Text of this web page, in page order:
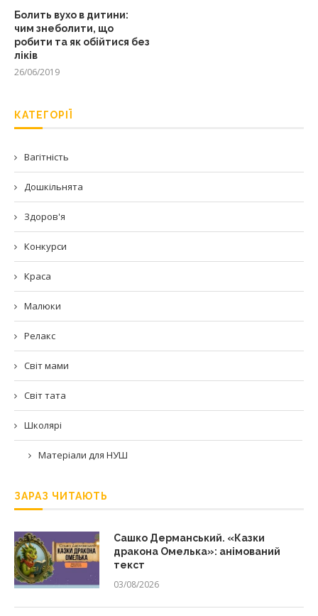
Болить вухо в дитини:
чим знеболити, що
робити та як обійтися без
ліків
26/06/2019
КАТЕГОРІЇ
Вагітність
Дошкільнята
Здоров'я
Конкурси
Краса
Малюки
Релакс
Світ мами
Світ тата
Школярі
Матеріали для НУШ
ЗАРАЗ ЧИТАЮТЬ
Сашко Дерманський. «Казки
дракона Омелька»: анімований
текст
03/08/2026